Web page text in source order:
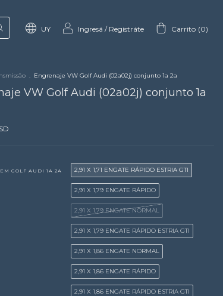
UY Ingresá / Registráte Carrito (0)
. Engrenaje VW Golf Audi (02a02j) conjunto 1a 2a
VW Golf Audi (02a02j) conjunto 1a
GOLF AUDI 1A 2A 2,91 X 1,71 ENGATE RÁPIDO ESTRIA GTI
2,91 X 1,79 ENGATE RÁPIDO
2,91 X 1,79 ENGATE NORMAL
2,91 X 1,79 ENGATE RÁPIDO ESTRIA GTI
2,91 X 1,86 ENGATE NORMAL
2,91 X 1,86 ENGATE RÁPIDO
2,91 X 1,86 ENGATE RÁPIDO ESTRIA GTI